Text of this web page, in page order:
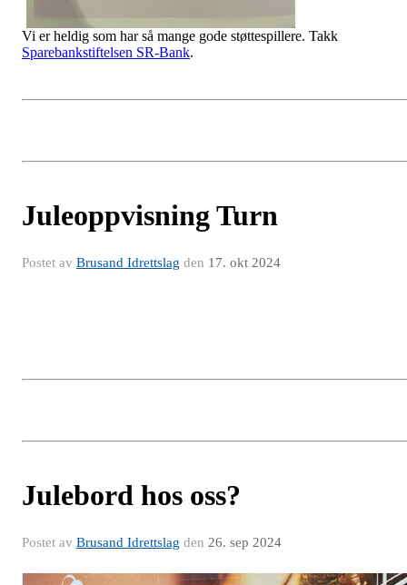
Vi er heldig som har så mange gode støttespillere. Takk
Sparebankstiftelsen SR-Bank.
Juleoppvisning Turn
Postet av Brusand Idrettslag den 17. okt 2024
Julebord hos oss?
Postet av Brusand Idrettslag den 26. sep 2024